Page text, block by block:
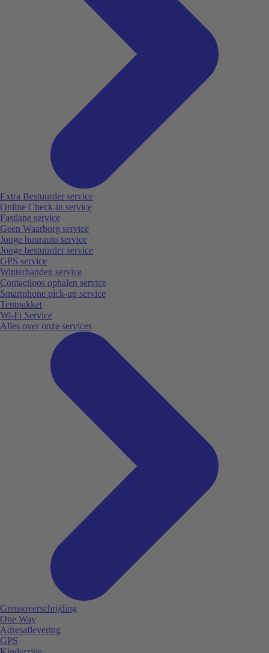
Extra Bestuurder service
Online Check-in service
Fastlane service
Geen Waarborg service
Jonge huurauto service
Jonge bestuurder service
GPS service
Winterbanden service
Contactloos ophalen service
Smartphone pick-up service
Tentpakket
Wi-Fi Service
Alles over onze services
Grensoverschrijding
One Way
Adresaflevering
GPS